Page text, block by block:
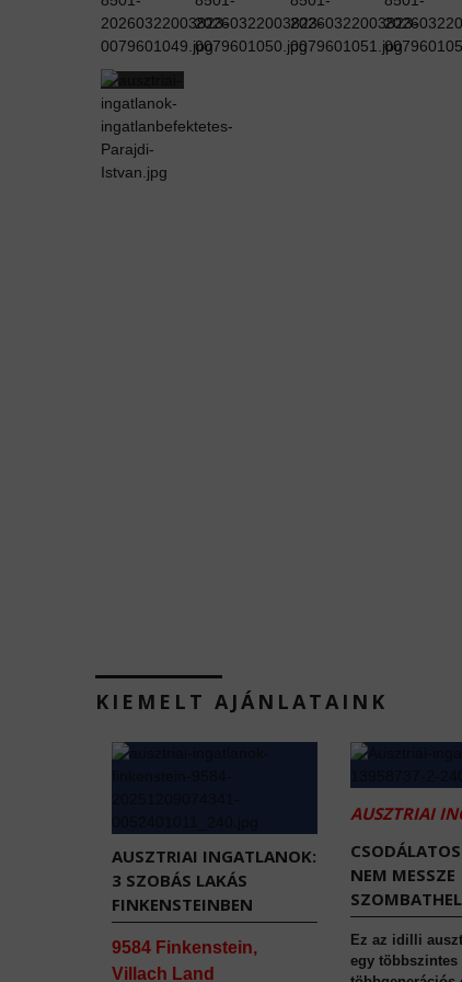
KIEMELT AJÁNLATAINK
AUSZTRIAI INGATLANOK:
3 SZOBÁS LAKÁS
FINKENSTEINBEN
9584 Finkenstein,
Villach Land
AUSZTRIAI
NEM MESSZE
Ez az idilli
egy többszintes